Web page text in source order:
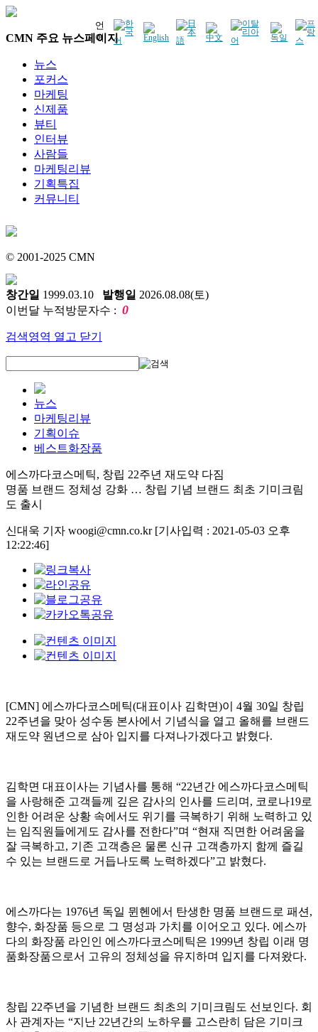
언
어
CMN 주요 뉴스페이지
뉴스
포커스
마케팅
신제품
뷰티
인터뷰
사람들
마케팅리뷰
기획특집
커뮤니티
© 2001-2025 CMN
창간일 1999.03.10 발행일 2026.08.08(토)
이번달 누적방문자수 : 0
검색영역 열고 닫기
뉴스
마케팅리뷰
기획이슈
베스트화장품
에스까다코스메틱, 창립 22주년 재도약 다짐
명품 브랜드 정체성 강화 … 창립 기념 브랜드 최초 기미크림
도 출시
신대욱 기자 woogi@cmn.co.kr [기사입력 : 2021-05-03 오후
12:22:46]
[CMN] 에스까다코스메틱(대표이사 김학면)이 4월 30일 창립
22주년을 맞아 성수동 본사에서 기념식을 열고 올해를 브랜드
재도약 원년으로 삼아 입지를 다져나가겠다고 밝혔다.
김학면 대표이사는 기념사를 통해 “22년간 에스까다코스메틱
을 사랑해준 고객들께 깊은 감사의 인사를 드리며, 코로나19로
인한 어려운 상황 속에서도 위기를 극복하기 위해 노력하고 있
는 임직원들에게도 감사를 전한다”며 “현재 직면한 어려움을
잘 극복하고, 기존 고객층은 물론 신규 고객층까지 함께 즐길
수 있는 브랜드로 거듭나도록 노력하겠다”고 밝혔다.
에스까다는 1976년 독일 뮌헨에서 탄생한 명품 브랜드로 패션,
향수, 화장품 등으로 그 명성과 가치를 이어오고 있다. 에스까
다의 화장품 라인인 에스까다코스메틱은 1999년 창립 이래 명
품화장품으로서 고유의 정체성을 유지하며 입지를 다져왔다.
창립 22주년을 기념한 브랜드 최초의 기미크림도 선보인다. 회
사 관계자는 “지난 22년간의 노하우를 고스란히 담은 기미크